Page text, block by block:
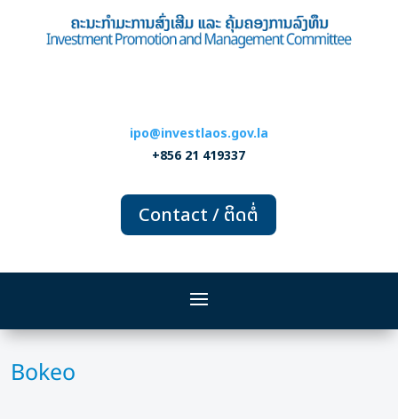
ipo@investlaos.gov.la
+856 21 419337
Contact / ຕິດຕໍ່
Bokeo